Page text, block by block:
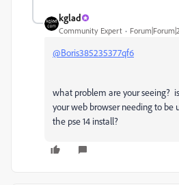
kglad
Community Expert
@Boris385235377qf6
what problem are your seeing?
your web browser needing to be
the pse 14 install?